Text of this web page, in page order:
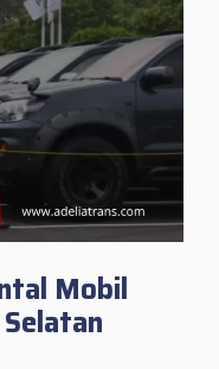
Mobil